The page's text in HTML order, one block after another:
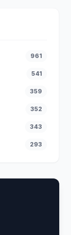
961
541
359
352
343
293